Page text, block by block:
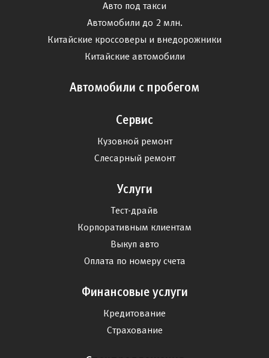
Авто под такси
Автомобили до 2 млн.
Китайские кроссоверы и внедорожники
Китайские автомобили
Автомобили с пробегом
Сервис
Кузовной ремонт
Слесарный ремонт
Услуги
Тест-драйв
Корпоративным клиентам
Выкуп авто
Оплата по номеру счета
Финансовые услуги
Кредитование
Страхование